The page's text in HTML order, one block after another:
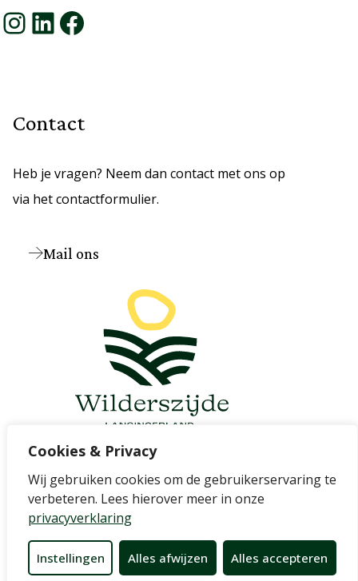
Cookies & Privacy
Wij gebruiken cookies om de gebruikerservaring te
verbeteren. Lees hierover meer in onze
privacyverklaring
Instellingen Alles afwijzen Alles accepteren
InstagramLinkedIn Facebook
Contact
Heb je vragen? Neem dan contact met ons op
via het contactformulier.
Mail ons
Cookievoorkeuren wijzigen